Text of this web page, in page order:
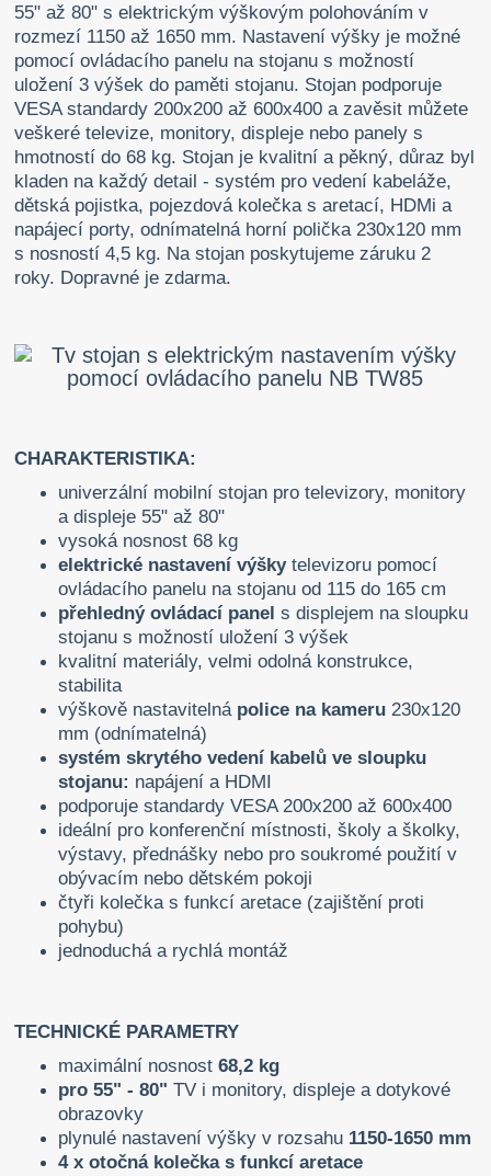
55" až 80" s elektrickým výškovým polohováním v
rozmezí 1150 až 1650 mm. Nastavení výšky je možné
pomocí ovládacího panelu na stojanu s možností
uložení 3 výšek do paměti stojanu. Stojan podporuje
VESA standardy 200x200 až 600x400 a zavěsit můžete
veškeré televize, monitory, displeje nebo panely s
hmotností do 68 kg. Stojan je kvalitní a pěkný, důraz byl
kladen na každý detail - systém pro vedení kabeláže,
dětská pojistka, pojezdová kolečka s aretací, HDMi a
napájecí porty, odnímatelná horní polička 230x120 mm
s nosností 4,5 kg. Na stojan poskytujeme záruku 2
roky. Dopravné je zdarma.
CHARAKTERISTIKA:
univerzální mobilní stojan pro televizory, monitory
a displeje 55" až 80"
vysoká nosnost 68 kg
elektrické nastavení výškytelevizoru pomocí
ovládacího panelu na stojanu od 115 do 165 cm
přehledný ovládací panel s displejem na sloupku
stojanu s možností uložení 3 výšek
kvalitní materiály, velmi odolná konstrukce,
stabilita
výškově nastavitelná police na kameru 230x120
mm (odnímatelná)
systém skrytého vedení kabelů ve sloupku
stojanu: napájení a HDMI
podporuje standardy VESA 200x200 až 600x400
ideální pro konferenční místnosti, školy a školky,
výstavy, přednášky nebo pro soukromé použití v
obývacím nebo dětském pokoji
čtyři kolečka s funkcí aretace (zajištění proti
pohybu)
jednoduchá a rychlá montáž
TECHNICKÉ PARAMETRY
maximální nosnost68,2 kg
pro 55" - 80" TV i monitory, displeje a dotykové
obrazovky
plynulé nastavení výšky v rozsahu 1150-1650 mm
4 x otočná kolečka s funkcí aretace